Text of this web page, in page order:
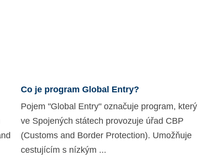
Co je program Global Entry?
Pojem "Global Entry" označuje program, který
ve Spojených státech provozuje úřad CBP
(Customs and Border Protection). Umožňuje
cestujícím s nízkým ...